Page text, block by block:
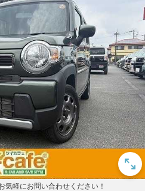
気軽にお問い合わせください！